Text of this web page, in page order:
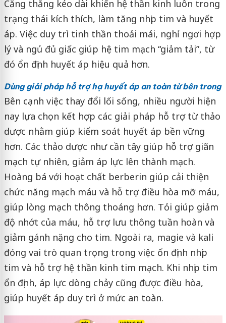
Căng thẳng kéo dài khiến hệ thần kinh luôn trong
trạng thái kích thích, làm tăng nhịp tim và huyết
áp. Việc duy trì tinh thần thoải mái, nghỉ ngơi hợp
lý và ngủ đủ giấc giúp hệ tim mạch “giảm tải”, từ
đó ổn định huyết áp hiệu quả hơn.
Dùng giải pháp hỗ trợ hạ huyết áp an toàn từ bên trong
Bên cạnh việc thay đổi lối sống, nhiều người hiện
nay lựa chọn kết hợp các giải pháp hỗ trợ từ thảo
dược nhằm giúp kiểm soát huyết áp bền vững
hơn. Các thảo dược như cần tây giúp hỗ trợ giãn
mạch tự nhiên, giảm áp lực lên thành mạch.
Hoàng bá với hoạt chất berberin giúp cải thiện
chức năng mạch máu và hỗ trợ điều hòa mỡ máu,
giúp lòng mạch thông thoáng hơn. Tỏi giúp giảm
độ nhớt của máu, hỗ trợ lưu thông tuần hoàn và
giảm gánh nặng cho tim. Ngoài ra, magie và kali
đóng vai trò quan trọng trong việc ổn định nhịp
tim và hỗ trợ hệ thần kinh tim mạch. Khi nhịp tim
ổn định, áp lực dòng chảy cũng được điều hòa,
giúp huyết áp duy trì ở mức an toàn.